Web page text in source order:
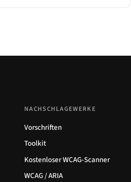
NACHSCHLAGEWERKE
Vorschriften
Toolkit
Kostenloser WCAG-Scanner
WCAG / ARIA